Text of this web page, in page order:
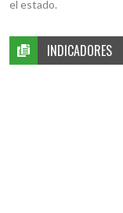
el estado.
INDICADORES